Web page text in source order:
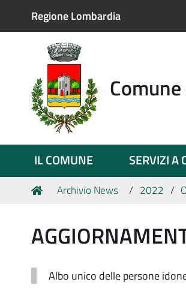
Regione Lombardia
IL COMUNE SERVIZI A
Tu
Home
Archivio News 2022
Albo unico delle persone